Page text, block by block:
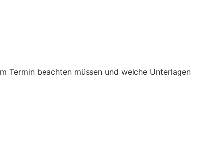
Termin beachten müssen und welche Unterlagen